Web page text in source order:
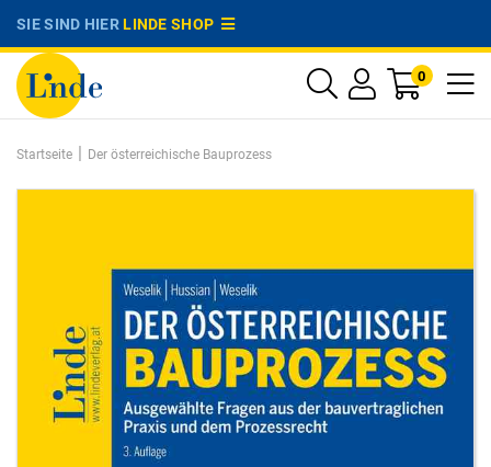
SIE SIND HIERLINDE SHOP
0
Startseite | Der österreichische Bauprozess